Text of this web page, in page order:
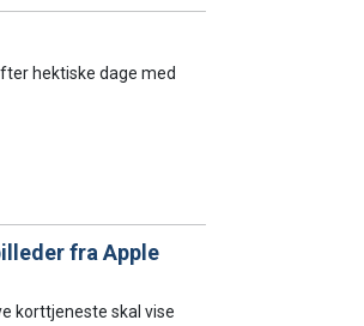
hektiske dage med
fra Apple
korttjeneste skal vise